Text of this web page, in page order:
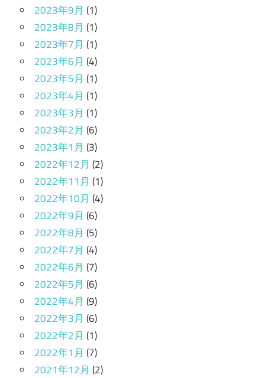
2023年9月 (1)
2023年8月 (1)
2023年7月 (1)
2023年6月 (4)
2023年5月 (1)
2023年4月 (1)
2023年3月 (1)
2023年2月 (6)
2023年1月 (3)
2022年12月 (2)
2022年11月 (1)
2022年10月 (4)
2022年9月 (6)
2022年8月 (5)
2022年7月 (4)
2022年6月 (7)
2022年5月 (6)
2022年4月 (9)
2022年3月 (6)
2022年2月 (1)
2022年1月 (7)
2021年12月 (2)